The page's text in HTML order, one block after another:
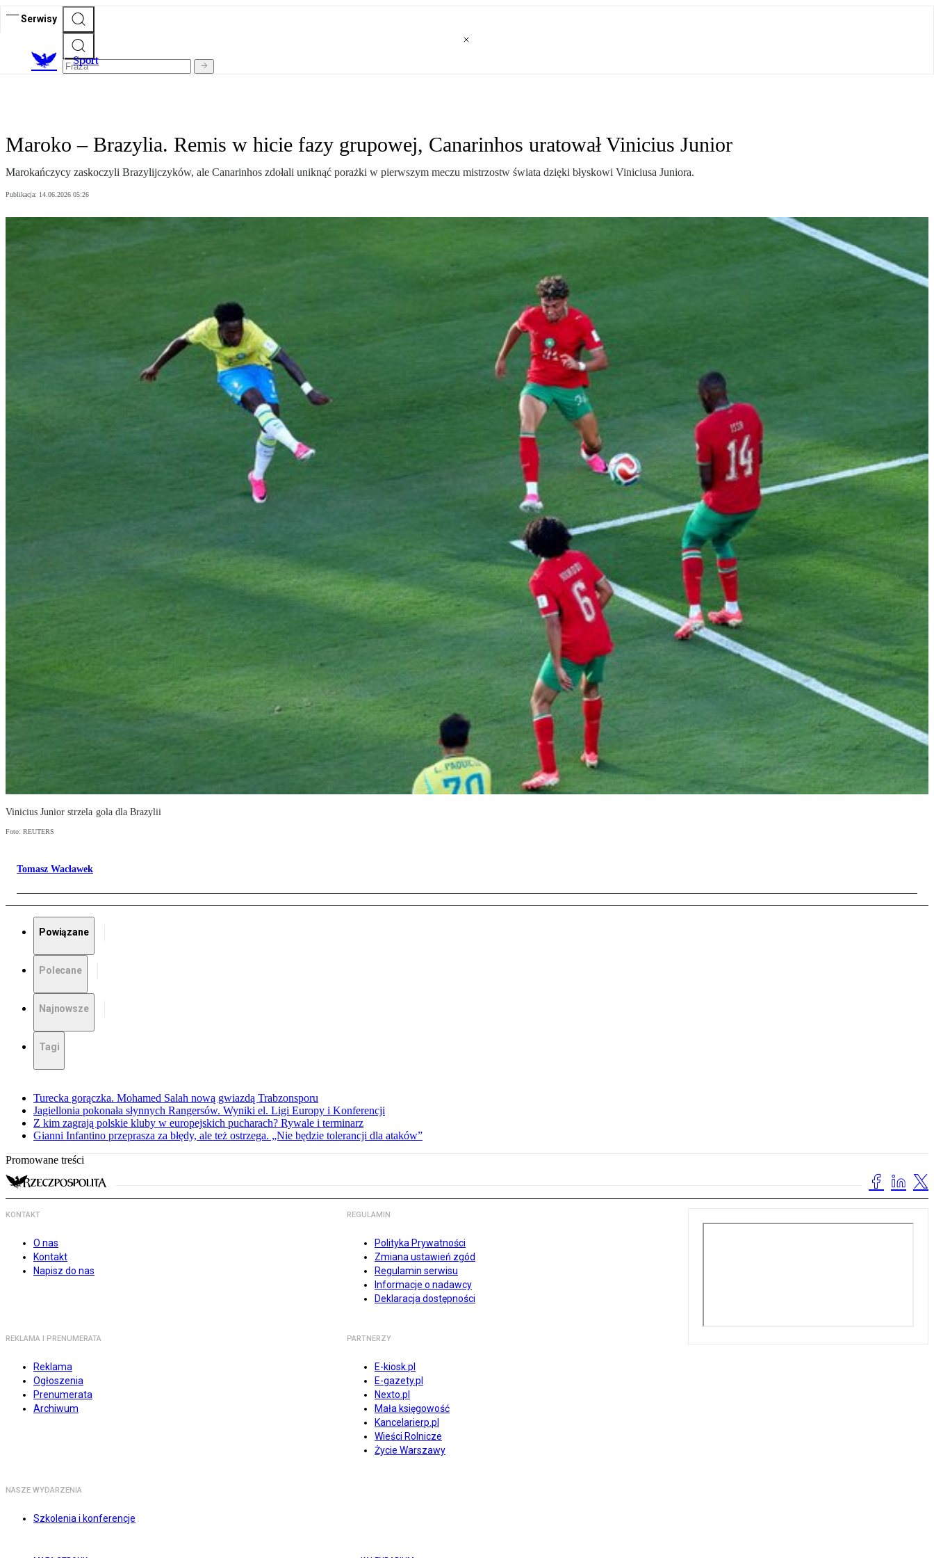
Serwisy
Sport
Maroko – Brazylia. Remis w hicie fazy grupowej, Canarinhos uratował Vinicius Junior
Marokańczycy zaskoczyli Brazylijczyków, ale Canarinhos zdołali uniknąć porażki w pierwszym meczu mistrzostw świata dzięki błyskowi Viniciusa Juniora.
Publikacja: 14.06.2026 05:26
Vinicius Junior strzela gola dla Brazylii
Foto: REUTERS
Tomasz Wacławek
Powiązane
Polecane
Najnowsze
Tagi
Turecka gorączka. Mohamed Salah nową gwiazdą Trabzonsporu
Jagiellonia pokonała słynnych Rangersów. Wyniki el. Ligi Europy i Konferencji
Z kim zagrają polskie kluby w europejskich pucharach? Rywale i terminarz
Gianni Infantino przeprasza za błędy, ale też ostrzega. „Nie będzie tolerancji dla ataków”
Promowane treści
KONTAKT
O nas
Kontakt
Napisz do nas
REGULAMIN
Polityka Prywatności
Zmiana ustawień zgód
Regulamin serwisu
Informacje o nadawcy
Deklaracja dostępności
REKLAMA I PRENUMERATA
Reklama
Ogłoszenia
Prenumerata
Archiwum
PARTNERZY
E-kiosk.pl
E-gazety.pl
Nexto.pl
Mała księgowość
Kancelarierp.pl
Wieści Rolnicze
Życie Warszawy
NASZE WYDARZENIA
Szkolenia i konferencje